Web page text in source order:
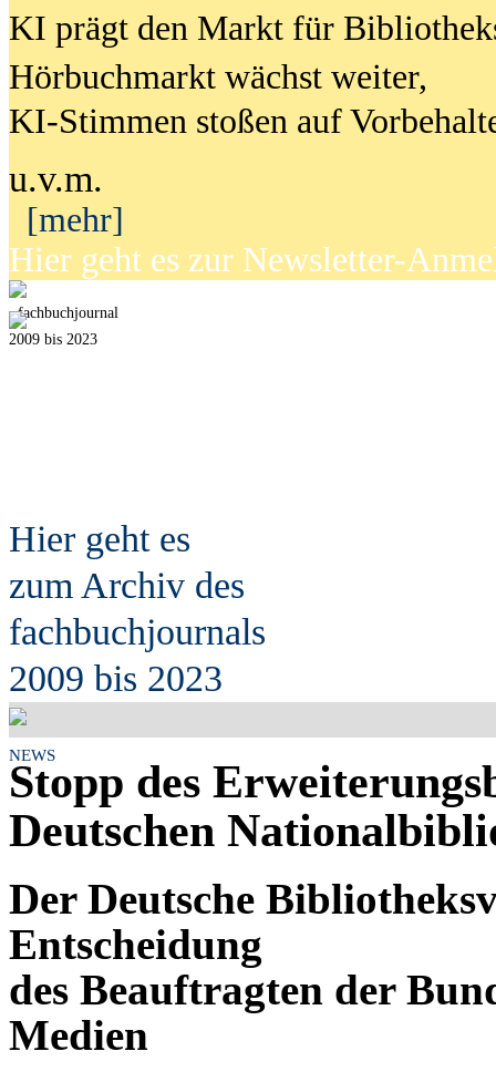
KI prägt den Markt für
Hörbuchmarkt wächst weiter,
KI-Stimmen stoßen auf
u.v.m.
[mehr]
Hier geht es zur Newsletter-
fachbuchjournal
2009 bis 2023
Hier geht es
zum Archiv des
fachbuchjournals
2009 bis 2023
NEWS
Stopp des
Deutschen
Der Deutsche
Entscheidung
des Beauftragten der
Medien